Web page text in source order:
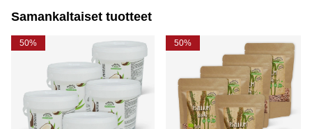
joka tuo iloa – ja joulun tuoksua – lahjansaajalle.
Samankaltaiset tuotteet
50% 50%